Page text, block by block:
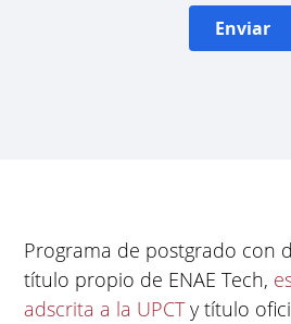
Enviar
Programa de postgrado con
título propio de ENAE Tech,
adscrita a la UPCTy título